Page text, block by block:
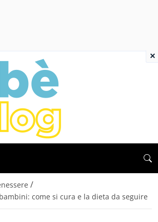
/
come si cura e la dieta da seguire
×